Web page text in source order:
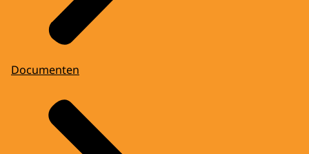
Documenten